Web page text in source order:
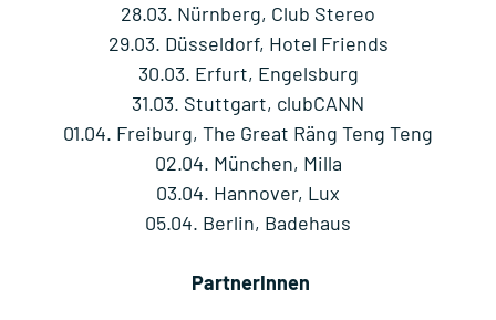
28.03. Nürnberg, Club Stereo
29.03. Düsseldorf, Hotel Friends
30.03. Erfurt, Engelsburg
31.03. Stuttgart, clubCANN
01.04. Freiburg, The Great Räng Teng Teng
02.04. München, Milla
03.04. Hannover, Lux
05.04. Berlin, Badehaus
PartnerInnen